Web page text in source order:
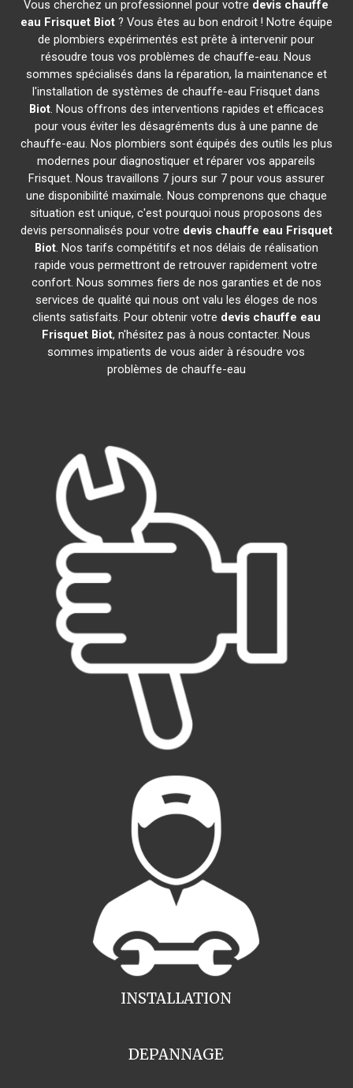
Vous cherchez un professionnel pour votre devis chauffe
eau Frisquet Biot? Vous êtes au bon endroit ! Notre équipe
de plombiers expérimentés est prête à intervenir pour
résoudre tous vos problèmes de chauffe-eau. Nous
sommes spécialisés dans la réparation, la maintenance et
l'installation de systèmes de chauffe-eau Frisquet dans
Biot. Nous offrons des interventions rapides et efficaces
pour vous éviter les désagréments dus à une panne de
chauffe-eau. Nos plombiers sont équipés des outils les plus
modernes pour diagnostiquer et réparer vos appareils
Frisquet. Nous travaillons 7 jours sur 7 pour vous assurer
une disponibilité maximale. Nous comprenons que chaque
situation est unique, c'est pourquoi nous proposons des
devis personnalisés pour votre devis chauffe eau Frisquet
Biot. Nos tarifs compétitifs et nos délais de réalisation
rapide vous permettront de retrouver rapidement votre
confort. Nous sommes fiers de nos garanties et de nos
services de qualité qui nous ont valu les éloges de nos
clients satisfaits. Pour obtenir votre devis chauffe eau
Frisquet Biot, n'hésitez pas à nous contacter. Nous
sommes impatients de vous aider à résoudre vos
problèmes de chauffe-eau
INSTALLATION
DEPANNAGE